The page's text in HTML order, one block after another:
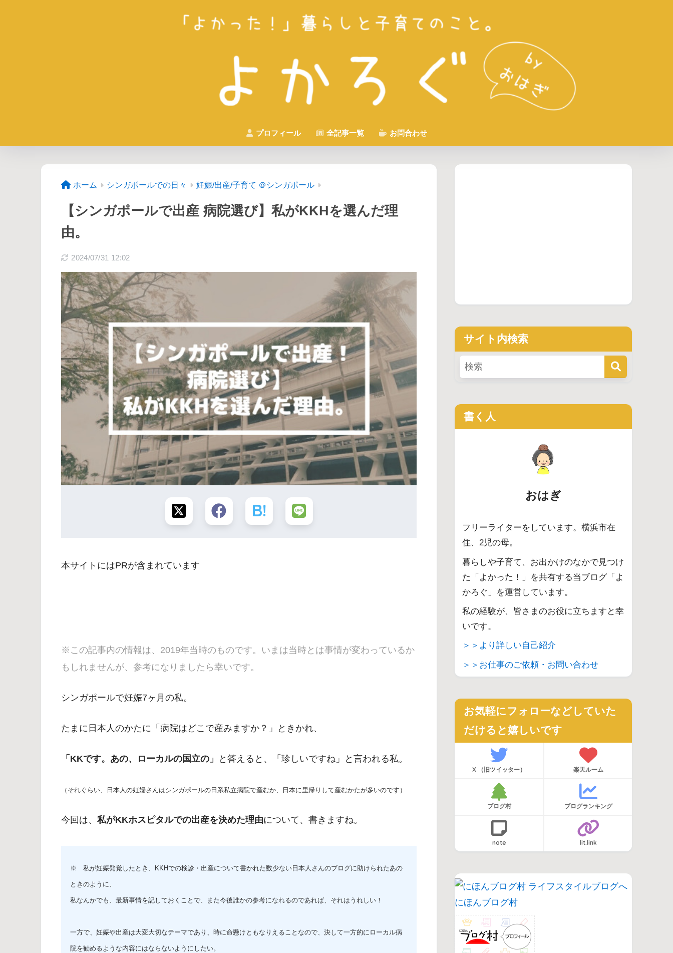
プロフィール 全記事一覧 お問合わせ
ホーム シンガポールでの日々 妊娠/出産/子育て ＠シンガポール
【シンガポールで出産 病院選び】私がKKHを選んだ理
由。
2024/07/31 12:02
本サイトにはPRが含まれています
※この記事内の情報は、2019年当時のものです。いまは当時とは事情が変わっているか
もしれませんが、参考になりましたら幸いです。
シンガポールで妊娠7ヶ月の私。
たまに日本人のかたに「病院はどこで産みますか？」ときかれ、
「KKです。あの、ローカルの国立の」 と答えると、「珍しいですね」と言われる私。
（それぐらい、日本人の妊婦さんはシンガポールの日系私立病院で産むか、日本に里帰りして産むかたが多いのです）
今回は、 私がKKホスピタルでの出産を決めた理由について、書きますね。
※ 私が妊娠発覚したとき、KKHでの検診・出産について書かれた数少ない日本人さんのブログに助けられたあの
ときのように、
私なんかでも、最新事情を記しておくことで、また今後誰かの参考になれるのであれば、それはうれしい！
一方で、妊娠や出産は大変大切なテーマであり、時に命懸けともなりえることなので、 決して一方的にローカル病
院を勧めるような内容にはならないようにしたい。
サイト内検索
書く人
おはぎ
フリーライターをしています。横浜市在
住、2児の母。
暮らしや子育て、お出かけのなかで見つけ
た「よかった！」を共有する当ブログ「よ
かろぐ」を運営しています。
私の経験が、皆さまのお役に立ちますと幸
いです。
＞＞より詳しい自己紹介
＞＞お仕事のご依頼・お問い合わせ
お気軽にフォローなどしていた
だけると嬉しいです
X （旧ツイッター） 楽天ルーム
ブログ村 ブログランキング
note lit.link
にほんブログ村